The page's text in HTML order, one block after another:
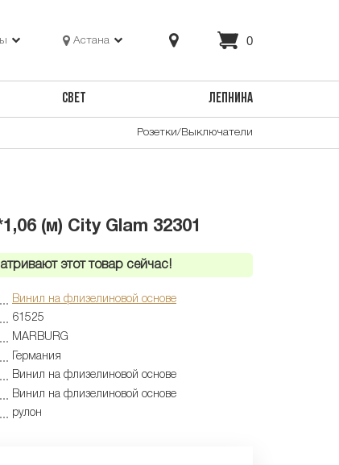
Астана 0
СВЕТ ЛЕПНИНА
Розетки/Выключатели
(м) City Glam 32301
этот товар сейчас!
Винил на флизелиновой основе
61525
MARBURG
Германия
Винил на флизелиновой основе
Винил на флизелиновой основе
рулон